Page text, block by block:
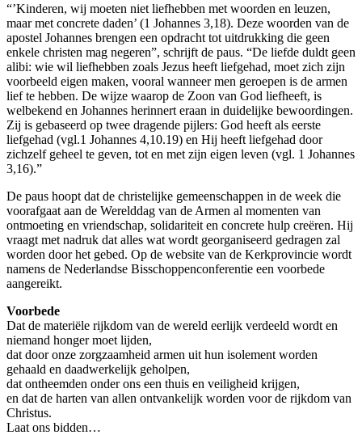
“’Kinderen, wij moeten niet liefhebben met woorden en leuzen,
maar met concrete daden’ (1 Johannes 3,18). Deze woorden van de
apostel Johannes brengen een opdracht tot uitdrukking die geen
enkele christen mag negeren”, schrijft de paus. “De liefde duldt geen
alibi: wie wil liefhebben zoals Jezus heeft liefgehad, moet zich zijn
voorbeeld eigen maken, vooral wanneer men geroepen is de armen
lief te hebben. De wijze waarop de Zoon van God liefheeft, is
welbekend en Johannes herinnert eraan in duidelijke bewoordingen.
Zij is gebaseerd op twee dragende pijlers: God heeft als eerste
liefgehad (vgl.1 Johannes 4,10.19) en Hij heeft liefgehad door
zichzelf geheel te geven, tot en met zijn eigen leven (vgl. 1 Johannes
3,16).”
De paus hoopt dat de christelijke gemeenschappen in de week die
voorafgaat aan de Werelddag van de Armen al momenten van
ontmoeting en vriendschap, solidariteit en concrete hulp creëren. Hij
vraagt met nadruk dat alles wat wordt georganiseerd gedragen zal
worden door het gebed. Op de website van de Kerkprovincie wordt
namens de Nederlandse Bisschoppenconferentie een voorbede
aangereikt.
Voorbede
Dat de materiële rijkdom van de wereld eerlijk verdeeld wordt en
niemand honger moet lijden,
dat door onze zorgzaamheid armen uit hun isolement worden
gehaald en daadwerkelijk geholpen,
dat ontheemden onder ons een thuis en veiligheid krijgen,
en dat de harten van allen ontvankelijk worden voor de rijkdom van
Christus.
Laat ons bidden…